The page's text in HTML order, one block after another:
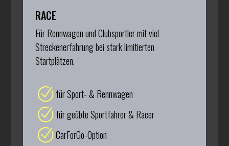
RACE
Für Rennwagen und Clubsportler mit viel
Streckenerfahrung bei stark limitierten
Startplätzen.
für Sport- & Rennwagen
für geübte Sportfahrer & Racer
CarForGo-Option